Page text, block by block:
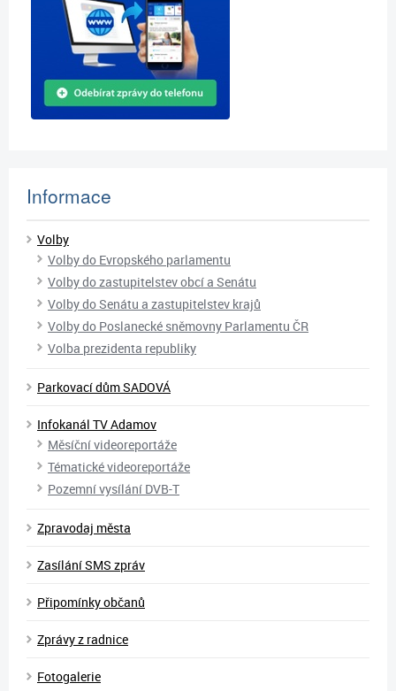
Informace
Volby
Volby do Evropského parlamentu
Volby do zastupitelstev obcí a Senátu
Volby do Senátu a zastupitelstev krajů
Volby do Poslanecké sněmovny Parlamentu ČR
Volba prezidenta republiky
Parkovací dům SADOVÁ
Infokanál TV Adamov
Měsíční videoreportáže
Tématické videoreportáže
Pozemní vysílání DVB-T
Zpravodaj města
Zasílání SMS zpráv
Připomínky občanů
Zprávy z radnice
Fotogalerie